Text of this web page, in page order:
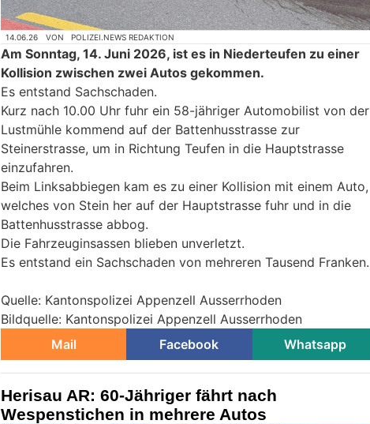
14.06.26 VON POLIZEI.NEWS REDAKTION
Am Sonntag, 14. Juni 2026, ist es in Niederteufen zu einer
Kollision zwischen zwei Autos gekommen.
Es entstand Sachschaden.
Kurz nach 10.00 Uhr fuhr ein 58-jähriger Automobilist von der
Lustmühle kommend auf der Battenhusstrasse zur
Steinerstrasse, um in Richtung Teufen in die Hauptstrasse
einzufahren.
Beim Linksabbiegen kam es zu einer Kollision mit einem Auto,
welches von Stein her auf der Hauptstrasse fuhr und in die
Battenhusstrasse abbog.
Die Fahrzeuginsassen blieben unverletzt.
Es entstand ein Sachschaden von mehreren Tausend Franken.
Quelle: Kantonspolizei Appenzell Ausserrhoden
Bildquelle: Kantonspolizei Appenzell Ausserrhoden
Mail
Facebook Whatsapp
Herisau AR: 60-Jähriger fährt nach
Wespenstichen in mehrere Autos